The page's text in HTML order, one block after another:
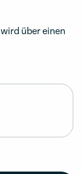
über einen